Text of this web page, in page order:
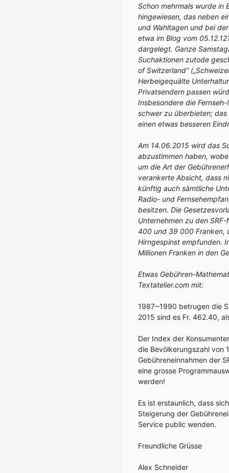
Schon mehrmals wurde in
hingewiesen, das neben
und Wahltagen und bei
etwa im Blog vom
dargelegt. Ganze
Suchaktionen zutode
of Switzerland“
Herbeigequälte
Privatsendern passen
Insbesondere die
schwer zu überbieten;
einen etwas besseren
Am 14.06.2015 wird das
abzustimmen haben,
um die Art der
verankerte Absicht, dass
künftig auch sämtliche
Radio- und
besitzen. Die
Unternehmen zu den
400 und 39 000 Franken,
Hirngespinst empfunden.
Millionen Franken in den
Etwas Gebühren-
Textatelier.com mit:
1987‒1990 betrugen die
2015 sind es Fr. 462.40,
Der Index der
die Bevölkerungszahl von
Gebühreneinnahmen der
eine grosse
werden!
Es ist erstaunlich, dass
Steigerung der
Service public wenden.
Freundliche Grüsse
Alex Schneider